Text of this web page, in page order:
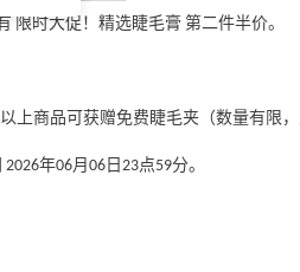
限时大促！精选睫毛膏 第二件半价。
上商品可获赠免费睫毛夹（数量有限，
年06月06日23点59分。